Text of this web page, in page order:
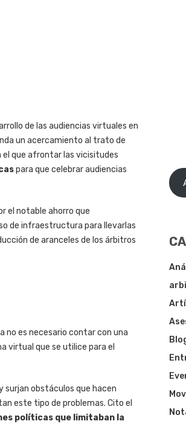
de las audiencias virtuales en
un acercamiento al trato de
que afrontar las vicisitudes
para que celebrar audiencias
el notable ahorro que
de infraestructura para llevarlas
de aranceles de los árbitros
no es necesario contar con una
virtual que se utilice para el
surjan obstáculos que hacen
este tipo de problemas. Cito el
políticas que limitaban la